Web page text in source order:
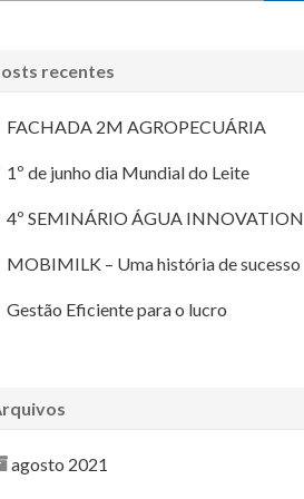
recentes
FACHADA 2M AGROPECUÁRIA
1º de junho dia Mundial do Leite
4º SEMINÁRIO ÁGUA INNOVATION
MOBIMILK – Uma história de sucesso
Gestão Eficiente para o lucro
agosto 2021